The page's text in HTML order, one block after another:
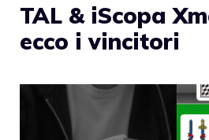
TAL & iScopa
ecco i vincitori